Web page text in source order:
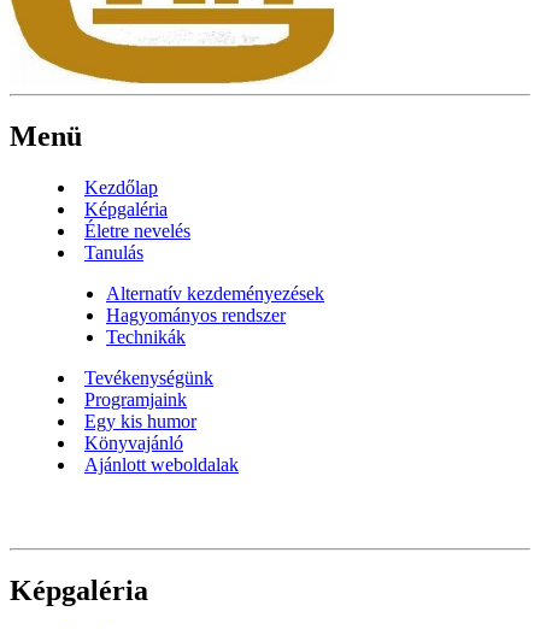
Menü
Kezdőlap
Képgaléria
Életre nevelés
Tanulás
Alternatív kezdeményezések
Hagyományos rendszer
Technikák
Tevékenységünk
Programjaink
Egy kis humor
Könyvajánló
Ajánlott weboldalak
Képgaléria